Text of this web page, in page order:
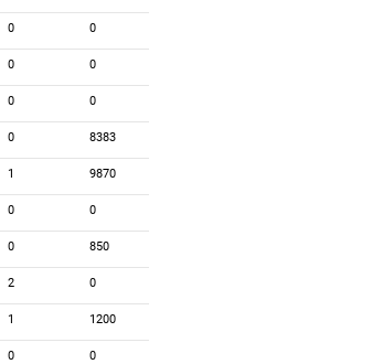
0 0
0 0
0 0
0 8383
1 9870
0 0
0 850
2 0
1 1200
0 0